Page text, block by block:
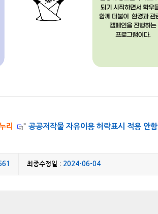
리 " 공공저작물 자유이용 허락표시 적용 안함
최종수정일 : 2024-06-04